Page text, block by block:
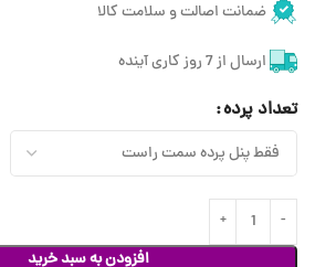
ضمانت اصالت و سلامت کالا
ارسال از 7 روز کاری آینده
تعداد پرده
افزودن به سبد خرید